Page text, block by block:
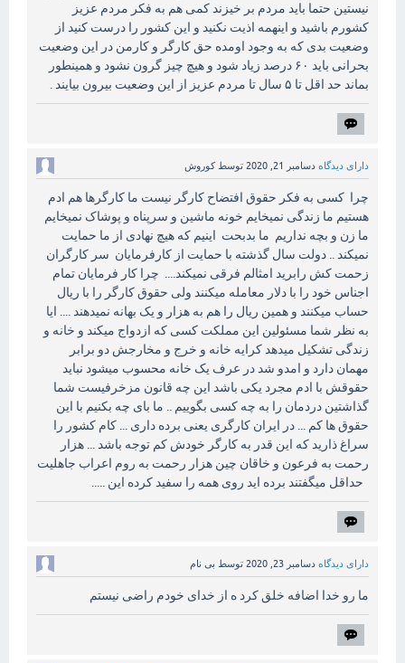
نیستین حتما باید مردم بر خیزند کمی هم به فکر مردم عزیز
کشورم باشید و اینهمه اذیت نکنید و این کشور را درست کنید از
وضعیت بدی که به وجود اومده حق کارگر و کارمن در این وضعیت
بحرانی باید ۶۰ درصد زیاد شود و هیچ چیز گرون نشود و همینطور
بماند حد اقل تا ۵ سال تا مردم عزیز از این وضعیت بیرون بیایند .
دارای دیدگاه دسامبر 21, 2020 توسطکوروش
چرا کسی به فکر حقوق افتضاح کارگر نیست ما کارگرها هم ادم
هستیم ما زندگی نمیخایم خونه ماشین و سرپناه و پوشاک نمیخایم
ما زن و بچه نداریم ما بدبحت اینیم که هیچ نهادی از ما حمایت
نمیکند .. دولت سال گذشته با حمایت از کارفرمایان سر کارگران
زحمت کش رابرید امثالم فرقی نمیکند.... چرا کار فرمایان تمام
اجناس خود را با دلار معامله میکنند ولی حقوق کارگر را با ریال
حساب میکنند و همین ریال را هم به هزار و یک بهانه نمیدهند .... ایا
به نظر شما مسئولین این مملکت کسی که ازدواج میکند و خانه و
زندگی تشکیل میدهد کرایه خانه و خرج و مخارجش دو برابر
مهمان دارد و امدو شد در عرف یک خانه محسوب میشود نباید
حقوقش با ادم مجرد یکی باشد این چه قانون مزخرفیست شما
گذاشتین دردمان را به چه کسی بگوییم .. ما بای چه بکنیم با این
حقوق ها کم ... در ایران کارگری یعنی برده داری ... کام کشور را
سراغ ذارید که این قدر به کارگر خودش کم توجه باشد ... هزار
رحمت به فرعون و خاقان چین هزار رحمت به روم اعراب جاهلیت
حداقل میگفتند برده اید روی همه را سفید کرده این .....
دارای دیدگاه دسامبر 23, 2020 توسط بی نام
ما رو خدا اضافه خلق کرد ه از خدای خودم راضی نیستم